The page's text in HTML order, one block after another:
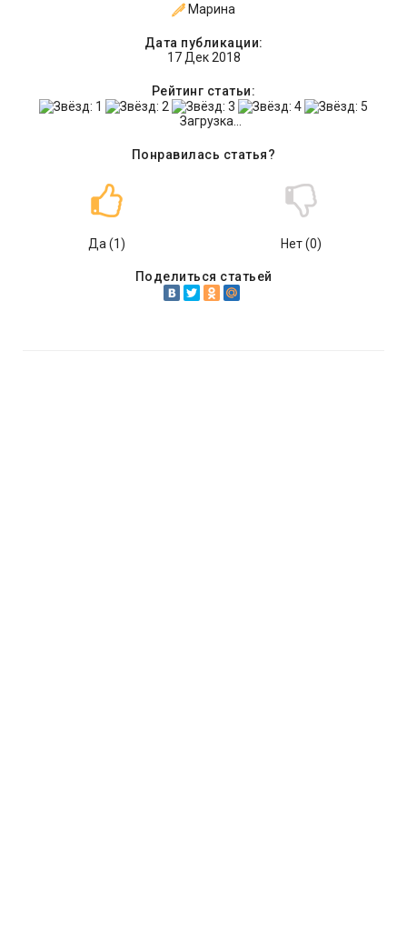
Марина
Дата публикации:
17 Дек 2018
Рейтинг статьи:
Загрузка...
Понравилась статья?
Да (1) Нет (0)
Поделиться статьей